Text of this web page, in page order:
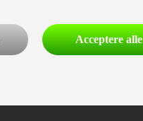
Acceptere alle